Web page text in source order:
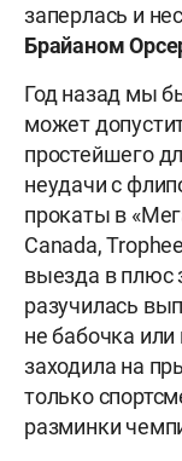
заперлась и
Брайаном
Год назад мы
может
простейшего
неудачи с
прокаты в
Canada,
выезда в плюс
разучилась
не бабочка
заходила на
только
разминки